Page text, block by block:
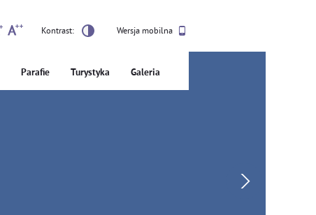
Wersja mobilna
Kontrast:
Parafie Turystyka Galeria